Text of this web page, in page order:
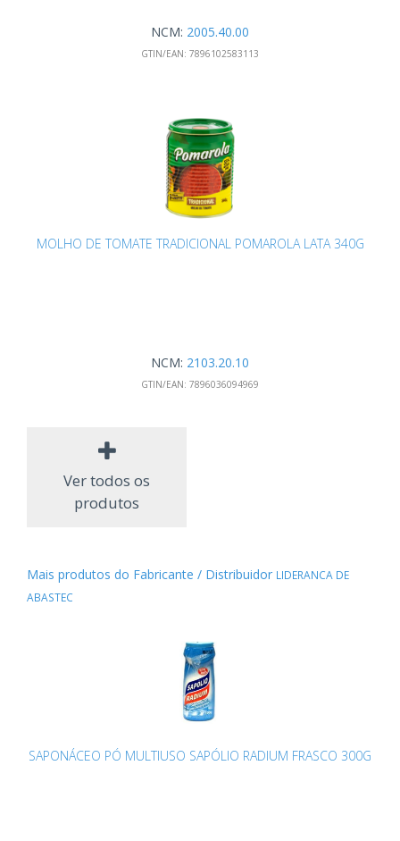
NCM: 2005.40.00
GTIN/EAN: 7896102583113
MOLHO DE TOMATE TRADICIONAL POMAROLA LATA 340G
NCM: 2103.20.10
GTIN/EAN: 7896036094969
Ver todos os
produtos
Mais produtos do Fabricante / Distribuidor LIDERANCA DE
ABASTEC
SAPONÁCEO PÓ MULTIUSO SAPÓLIO RADIUM FRASCO 300G